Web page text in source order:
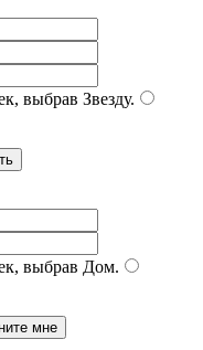
выбрав Звезду.
выбрав Дом.